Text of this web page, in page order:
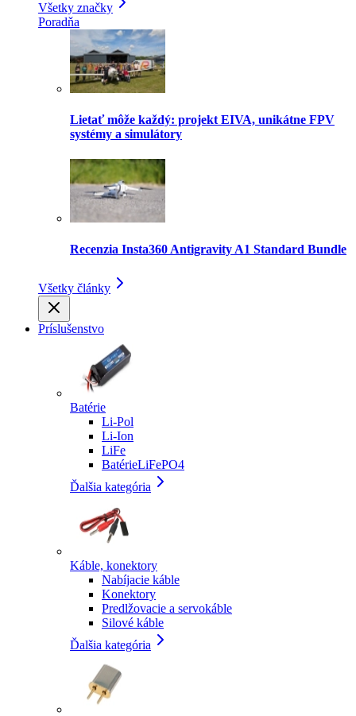
Všetky značky
Poradňa
Lietať môže každý: projekt EIVA, unikátne FPV
systémy a simulátory
Recenzia Insta360 Antigravity A1 Standard Bundle
Všetky články
Príslušenstvo
Batérie
Li-Pol
Li-Ion
LiFe
BatérieLiFePO4
Ďalšia kategória
Káble, konektory
Nabíjacie káble
Konektory
Predlžovacie a servokáble
Silové káble
Ďalšia kategória